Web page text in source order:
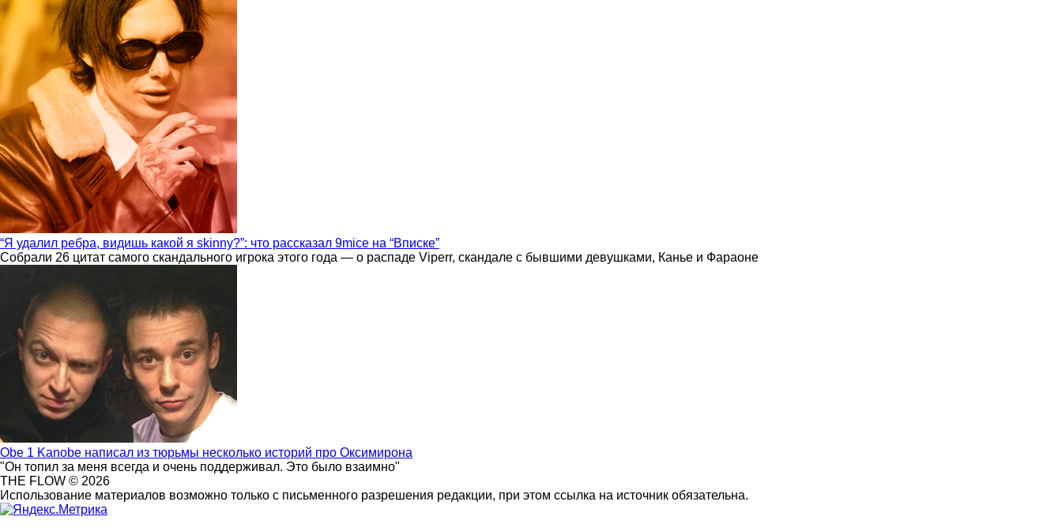
“Я удалил ребра, видишь какой я skinny?”: что рассказал 9mice на “Вписке”
Собрали 26 цитат самого скандального игрока этого года — о распаде Viperr, скандале с бывшими девушками, Канье и Фараоне
Obe 1 Kanobe написал из тюрьмы несколько историй про Оксимирона
"Он топил за меня всегда и очень поддерживал. Это было взаимно"
THE FLOW © 2026
Использование материалов возможно только с письменного разрешения редакции, при этом ссылка на источник обязательна.